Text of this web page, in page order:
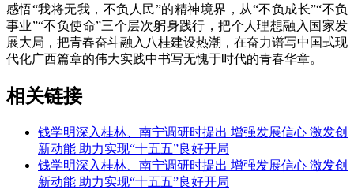
感悟“我将无我，不负人民”的精神境界，从“不负成长”“不负
事业”“不负使命”三个层次躬身践行，把个人理想融入国家发
展大局，把青春奋斗融入八桂建设热潮，在奋力谱写中国式现
代化广西篇章的伟大实践中书写无愧于时代的青春华章。
相关链接
钱学明深入桂林、南宁调研时提出 增强发展信心 激发创
新动能 助力实现“十五五”良好开局
钱学明深入桂林、南宁调研时提出 增强发展信心 激发创
新动能 助力实现“十五五”良好开局